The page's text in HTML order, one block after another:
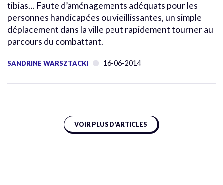
tibias… Faute d’aménagements adéquats pour les
personnes handicapées ou vieillissantes, un simple
déplacement dans la ville peut rapidement tourner au
parcours du combattant.
SANDRINE WARSZTACKI 16-06-2014
VOIR PLUS D'ARTICLES